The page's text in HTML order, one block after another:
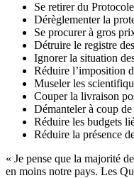
Se retirer du
Dérèglementer la
Se procurer à gros
Détruire le registre
Ignorer la situation
Réduire l’imposition
Museler les
Couper la livraison
Démanteler à coup
Réduire les budgets
Réduire la présence
« Je pense que la majorité
en moins notre pays. Les